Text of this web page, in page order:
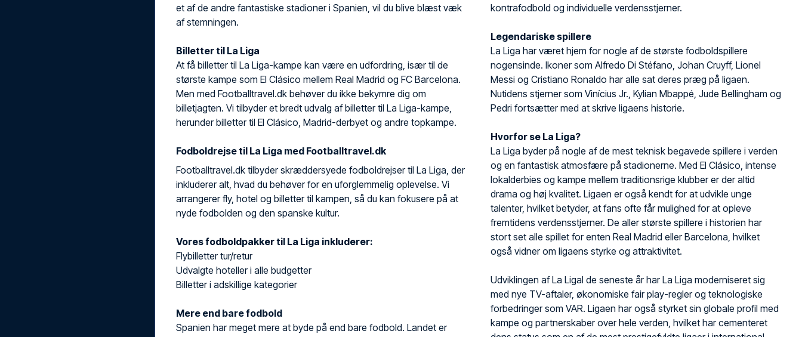
et af de andre fantastiske stadioner i Spanien, vil du blive blæst væk
af stemningen.
Billetter til La Liga
At få billetter til La Liga-kampe kan være en udfordring, især til de
største kampe som El Clásico mellem Real Madrid og FC Barcelona.
Men med Footballtravel.dk behøver du ikke bekymre dig om
billetjagten. Vi tilbyder et bredt udvalg af billetter til La Liga-kampe,
herunder billetter til El Clásico, Madrid-derbyet og andre topkampe.
Fodboldrejse til La Liga med Footballtravel.dk
Footballtravel.dk tilbyder skræddersyede fodboldrejser til La Liga, der
inkluderer alt, hvad du behøver for en uforglemmelig oplevelse. Vi
arrangerer fly, hotel og billetter til kampen, så du kan fokusere på at
nyde fodbolden og den spanske kultur.
Vores fodboldpakker til La Liga inkluderer:
Flybilletter tur/retur
Udvalgte hoteller i alle budgetter
Billetter i adskillige kategorier
Mere end bare fodbold
Spanien har meget mere at byde på end bare fodbold. Landet er
kontrafodbold og individuelle verdensstjerner.
Legendariske spillere
La Liga har været hjem for nogle af de største fodboldspillere
nogensinde. Ikoner som Alfredo Di Stéfano, Johan Cruyff, Lionel
Messi og Cristiano Ronaldo har alle sat deres præg på ligaen.
Nutidens stjerner som Vinícius Jr., Kylian Mbappé, Jude Bellingham og
Pedri fortsætter med at skrive ligaens historie.
Hvorfor se La Liga?
La Liga byder på nogle af de mest teknisk begavede spillere i verden
og en fantastisk atmosfære på stadionerne. Med El Clásico, intense
lokalderbies og kampe mellem traditionsrige klubber er der altid
drama og høj kvalitet. Ligaen er også kendt for at udvikle unge
talenter, hvilket betyder, at fans ofte får mulighed for at opleve
fremtidens verdensstjerner. De aller største spillere i historien har
stort set alle spillet for enten Real Madrid eller Barcelona, hvilket
også vidner om ligaens styrke og attraktivitet.
Udviklingen af La LigaI de seneste år har La Liga moderniseret sig
med nye TV-aftaler, økonomiske fair play-regler og teknologiske
forbedringer som VAR. Ligaen har også styrket sin globale profil med
kampe og partnerskaber over hele verden, hvilket har cementeret